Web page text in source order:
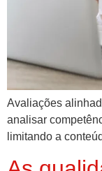
Avaliações
analisar
limitando a